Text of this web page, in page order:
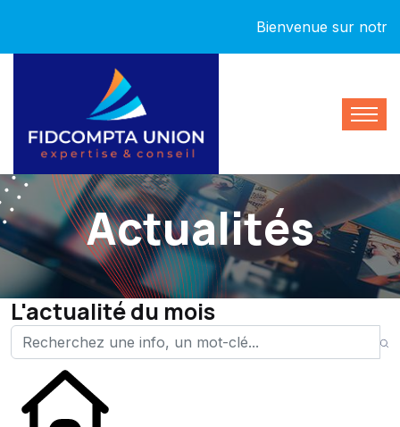
Bienvenue sur notre
Actualités
L'actualité du mois